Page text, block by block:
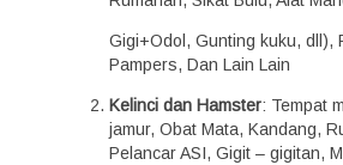
Gigi+Odol, Gunting kuku, dll),
Pampers, Dan Lain Lain
Kelinci dan Hamster: Tempat
jamur, Obat Mata, Kandang,
Pelancar ASI, Gigit – gigitan,